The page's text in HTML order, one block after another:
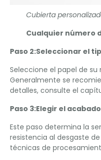
Cubierta
Cualquier número
Paso 2:Seleccionar el
Seleccione el papel de su
Generalmente se
detalles, consulte el
Paso 3:Elegir el
Este paso determina la
resistencia al desgaste
técnicas de